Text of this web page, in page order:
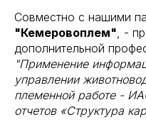
Совместно с нашими
"Кемеровоплем", -
дополнительной
"Применение
управлении
племенной работе -
отчетов «Структура